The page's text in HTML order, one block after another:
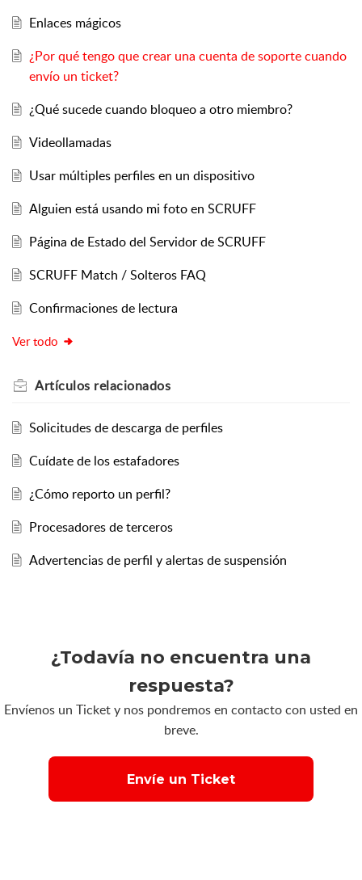
Enlaces mágicos
¿Por qué tengo que crear una cuenta de soporte cuando
envío un ticket?
¿Qué sucede cuando bloqueo a otro miembro?
Videollamadas
Usar múltiples perfiles en un dispositivo
Alguien está usando mi foto en SCRUFF
Página de Estado del Servidor de SCRUFF
SCRUFF Match / Solteros FAQ
Confirmaciones de lectura
Ver todo
Artículos relacionados
Solicitudes de descarga de perfiles
Cuídate de los estafadores
¿Cómo reporto un perfil?
Procesadores de terceros
Advertencias de perfil y alertas de suspensión
¿Todavía no encuentra una
respuesta?
Envíenos un Ticket y nos pondremos en contacto con usted en
breve.
Envíe un Ticket